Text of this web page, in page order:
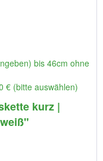
bis 46cm ohne
€ (bitte auswählen)
kurz |